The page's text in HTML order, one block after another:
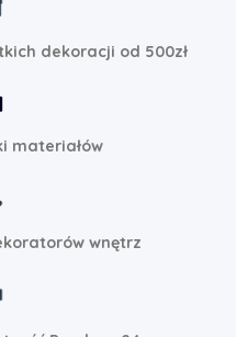
dekoracji od 500zł
materiałów
wnętrz